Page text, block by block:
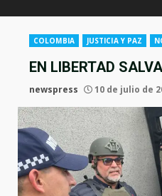
COLOMBIA JUSTICIA Y PAZ
EN LIBERTAD
newspress 10 de julio de